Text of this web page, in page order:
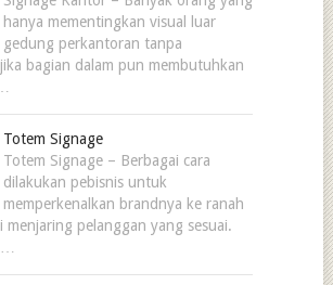
hanya mementingkan visual luar
gedung perkantoran tanpa
bagian dalam pun membutuhkan
Totem Signage
Totem Signage – Berbagai cara
dilakukan pebisnis untuk
memperkenalkan brandnya ke ranah
menjaring pelanggan yang sesuai.